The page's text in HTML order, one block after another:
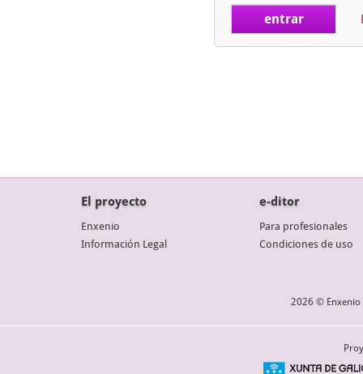
El proyecto
Enxenio
Información Legal
e-ditor
Para profesionales
Condiciones de uso
2026 © Enxenio